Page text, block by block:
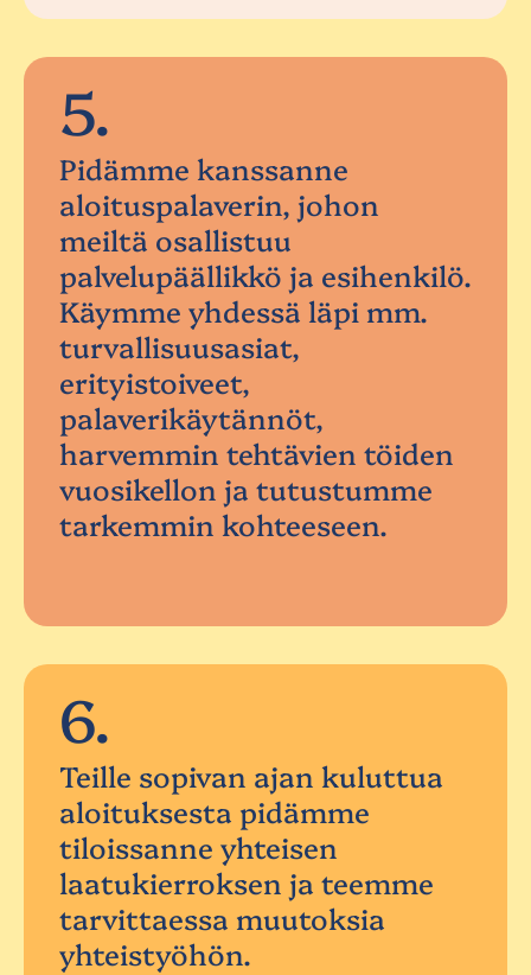
5.
Pidämme kanssanne
aloituspalaverin, johon
meiltä osallistuu
palvelupäällikkö ja esihenkilö.
Käymme yhdessä läpi mm.
turvallisuusasiat,
erityistoiveet,
palaverikäytännöt,
harvemmin tehtävien töiden
vuosikellon ja tutustumme
tarkemmin kohteeseen.
6.
Teille sopivan ajan kuluttua
aloituksesta pidämme
tiloissanne yhteisen
laatukierroksen ja teemme
tarvittaessa muutoksia
yhteistyöhön.